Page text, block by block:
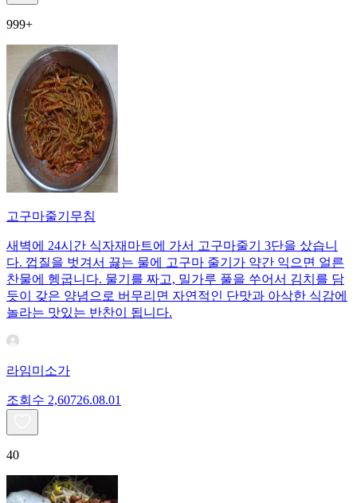
999+
고구마줄기무침
새벽에 24시간 식자재마트에 가서 고구마줄기 3단을 샀습니
다. 껍질을 벗겨서 끓는 물에 고구마 줄기가 약간 익으면 얼른
찬물에 헹굽니다. 물기를 짜고, 밀가루 풀을 쑤어서 김치를 담
듯이 갖은 양념으로 버무리면 자연적인 단맛과 아삭한 식감에
놀라는 맛있는 반찬이 됩니다.
라임미소가
조회수 2,60726.08.01
40